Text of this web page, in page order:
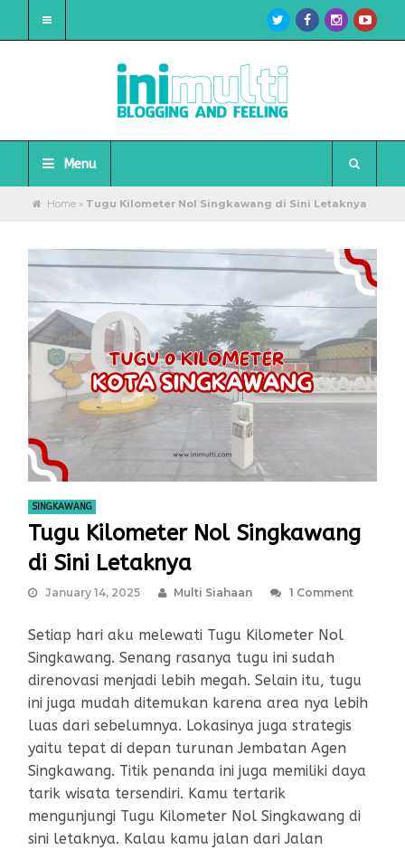
Menu
Home» Tugu Kilometer Nol Singkawang di Sini Letaknya
SINGKAWANG
Tugu Kilometer Nol Singkawang
di Sini Letaknya
January 14, 2025 Multi Siahaan 1 Comment
Setiap hari aku melewati Tugu Kilometer Nol
Singkawang. Senang rasanya tugu ini sudah
direnovasi menjadi lebih megah. Selain itu, tugu
ini juga mudah ditemukan karena area nya lebih
luas dari sebelumnya. Lokasinya juga strategis
yaitu tepat di depan turunan Jembatan Agen
Singkawang. Titik penanda ini juga memiliki daya
tarik wisata tersendiri. Kamu tertarik
mengunjungi Tugu Kilometer Nol Singkawang di
sini letaknya. Kalau kamu jalan dari Jalan